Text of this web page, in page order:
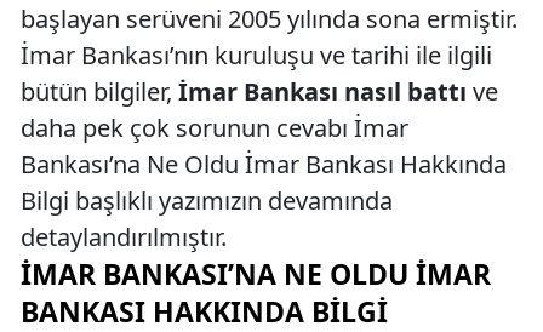
başlayan serüveni 2005 yılında sona ermiştir.
İmar Bankası’nın kuruluşu ve tarihi ile ilgili
bütün bilgiler, İmar Bankası nasıl battı ve
daha pek çok sorunun cevabı İmar
Bankası’na Ne Oldu İmar Bankası Hakkında
Bilgi başlıklı yazımızın devamında
detaylandırılmıştır.
İMAR BANKASI’NA NE OLDU İMAR
BANKASI HAKKINDA BILGI